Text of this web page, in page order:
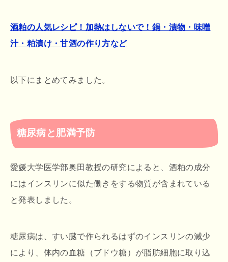
酒粕の人気レシピ！加熱はしないで！鍋・漬物・味噌
汁・粕漬け・甘酒の作り方など
以下にまとめてみました。
糖尿病と肥満予防
愛媛大学医学部奥田教授の研究によると、酒粕の成分
にはインスリンに似た働きをする物質が含まれている
と発表しました。
糖尿病は、すい臓で作られるはずのインスリンの減少
により、体内の血糖（ブドウ糖）が脂肪細胞に取り込